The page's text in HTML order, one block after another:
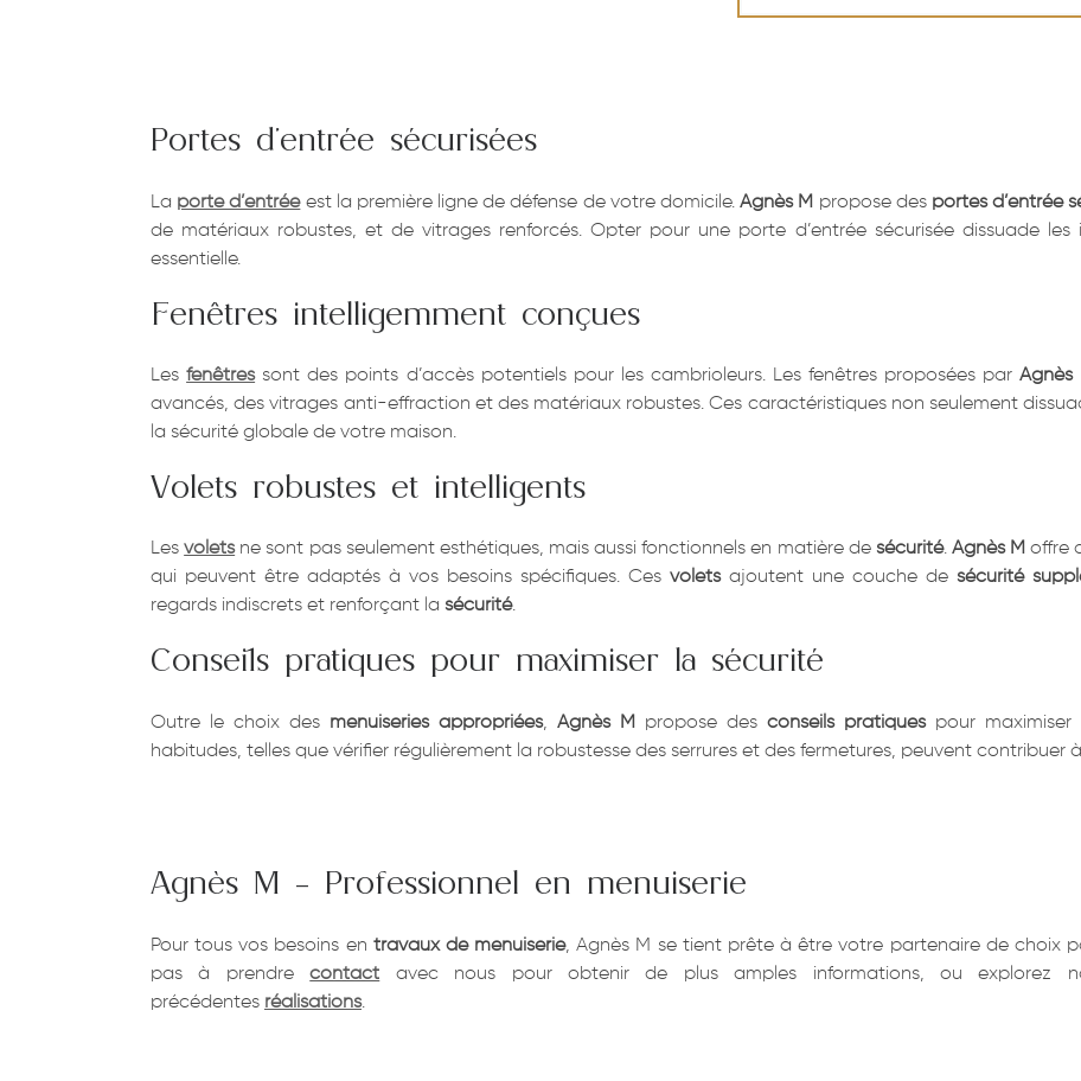
Portes d’entrée sécurisées
La porte d’entréeest la première ligne de défense de votre domicile.Agnès M propose des portes d’entrée
de matériaux robustes, et de vitrages renforcés. Opter pour une porte d’entrée sécurisée dissuade les
essentielle.
Fenêtres intelligemment conçues
Lesfenêtressont des points d’accès potentiels pour les cambrioleurs. Les fenêtres proposées parAgnès
avancés, des vitrages anti-effraction et des matériaux robustes. Ces caractéristiques non seulement
la sécurité globale de votre maison.
Volets robustes et intelligents
Lesvoletsne sont pas seulement esthétiques, mais aussi fonctionnels en matière desécurité. Agnès M offre
qui peuvent être adaptés à vos besoins spécifiques. Ces voletsajoutent une couche de sécurité
regards indiscrets et renforçant la sécurité.
Conseils pratiques pour maximiser la sécurité
Outre le choix des menuiseries appropriées, Agnès M propose des conseils pratiquespour maximiser
habitudes, telles que vérifier régulièrement la robustesse des serrures et des fermetures, peuvent contribuer
Agnès M – Professionnel en menuiserie
Pour tous vos besoins en travaux de menuiserie, Agnès M se tient prête à être votre partenaire de choix
pas à prendrecontact avec nous pour obtenir de plus amples informations, ou explorez
précédentes réalisations.